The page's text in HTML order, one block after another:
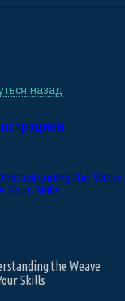
назад
the Weave
Skills